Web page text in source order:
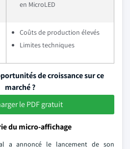
en MicroLED
Coûts de production élevés
Limites techniques
de croissance sur ce
marché ?
le PDF gratuit
du micro-affichage
a annoncé le lancement de son